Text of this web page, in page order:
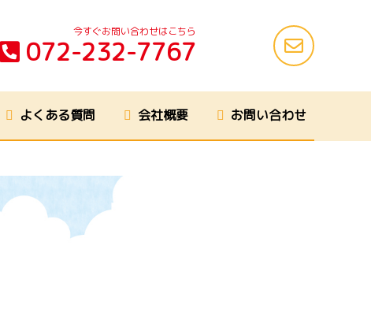
今すぐお問い合わせはこちら
072-232-7767
よくある質問 会社概要 お問い合わせ